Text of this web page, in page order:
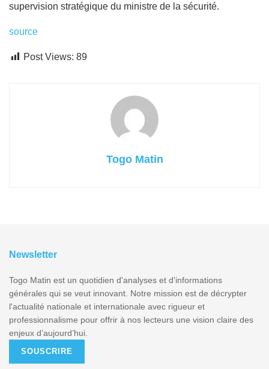
supervision stratégique du ministre de la sécurité.
source
Post Views: 89
Togo Matin
Newsletter
Togo Matin est un quotidien d'analyses et d'informations
générales qui se veut innovant. Notre mission est de décrypter
l'actualité nationale et internationale avec rigueur et
professionnalisme pour offrir à nos lecteurs une vision claire des
enjeux d’aujourd’hui.
SOUSCRIRE